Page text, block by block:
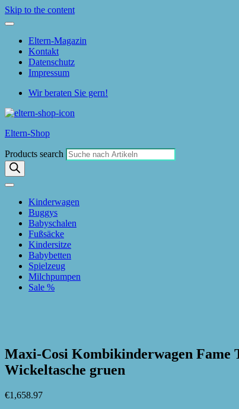
Skip to the content
Eltern-Magazin
Kontakt
Datenschutz
Impressum
Wir beraten Sie gern!
Eltern-Shop
Products search
Kinderwagen
Buggys
Babyschalen
Fußsäcke
Kindersitze
Babybetten
Spielzeug
Milchpumpen
Sale %
Maxi-Cosi Kombikinderwagen Fame
Wickeltasche gruen
€1,658.97